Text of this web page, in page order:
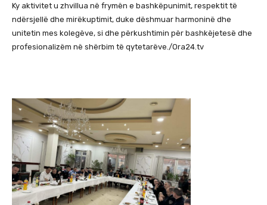
Ky aktivitet u zhvillua në frymën e bashkëpunimit, respektit të
ndërsjellë dhe mirëkuptimit, duke dëshmuar harmoninë dhe
unitetin mes kolegëve, si dhe përkushtimin për bashkëjetesë dhe
profesionalizëm në shërbim të qytetarëve./Ora24.tv